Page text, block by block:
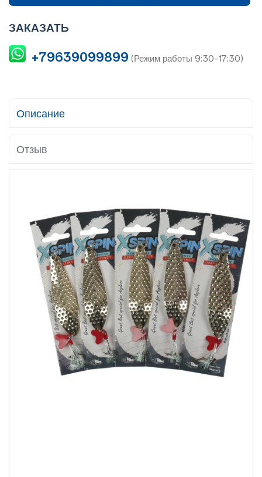
ЗАКАЗАТЬ
+79639099899 (Режим работы 9:30-17:30)
Описание
Отзыв